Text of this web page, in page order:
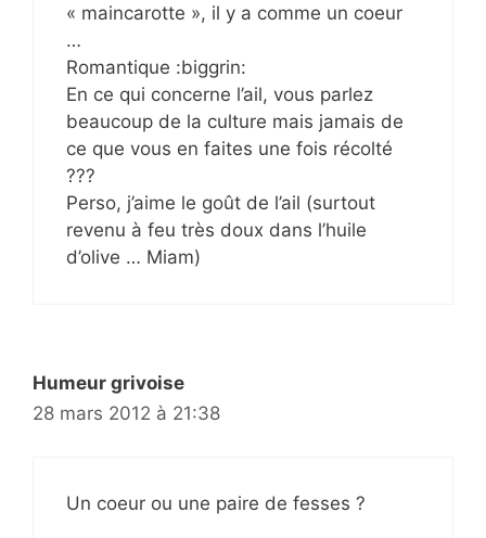
« maincarotte », il y a comme un coeur
…
Romantique :biggrin:
En ce qui concerne l’ail, vous parlez
beaucoup de la culture mais jamais de
ce que vous en faites une fois récolté
???
Perso, j’aime le goût de l’ail (surtout
revenu à feu très doux dans l’huile
d’olive … Miam)
Humeur grivoise
28 mars 2012 à 21:38
Un coeur ou une paire de fesses ?